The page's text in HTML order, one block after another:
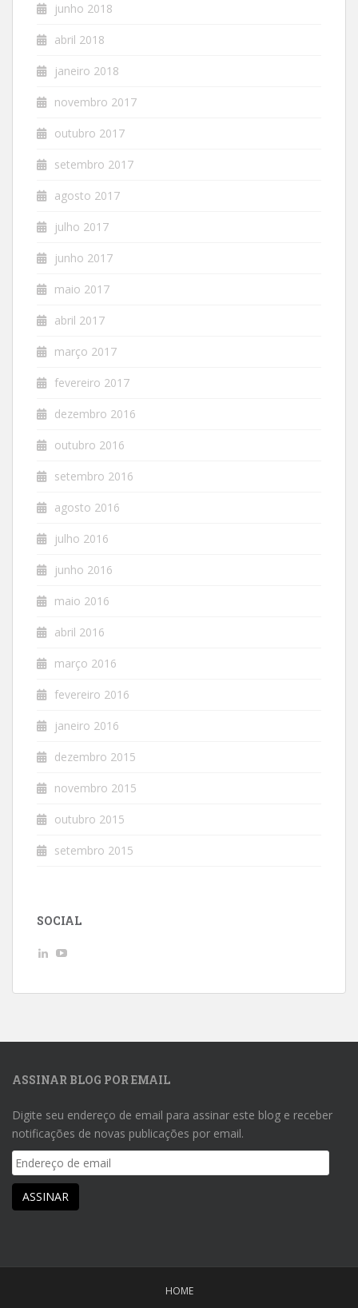
junho 2018
abril 2018
janeiro 2018
novembro 2017
outubro 2017
setembro 2017
agosto 2017
julho 2017
junho 2017
maio 2017
abril 2017
março 2017
fevereiro 2017
dezembro 2016
outubro 2016
setembro 2016
agosto 2016
julho 2016
junho 2016
maio 2016
abril 2016
março 2016
fevereiro 2016
janeiro 2016
dezembro 2015
novembro 2015
outubro 2015
setembro 2015
SOCIAL
Ver
AndreLuizGoncalvesdeMacedo
UCwpSFhHjbxJeKkuvp0uJd7Q
ASSINAR BLOG POR EMAIL
Digite seu endereço de email para assinar este blog e receber
notificações de novas publicações por email.
Endereço
de
email
ASSINAR
HOME